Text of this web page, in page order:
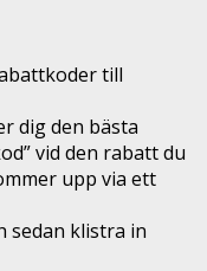
till
dig den bästa
vid den rabatt du
upp via ett
sedan klistra in